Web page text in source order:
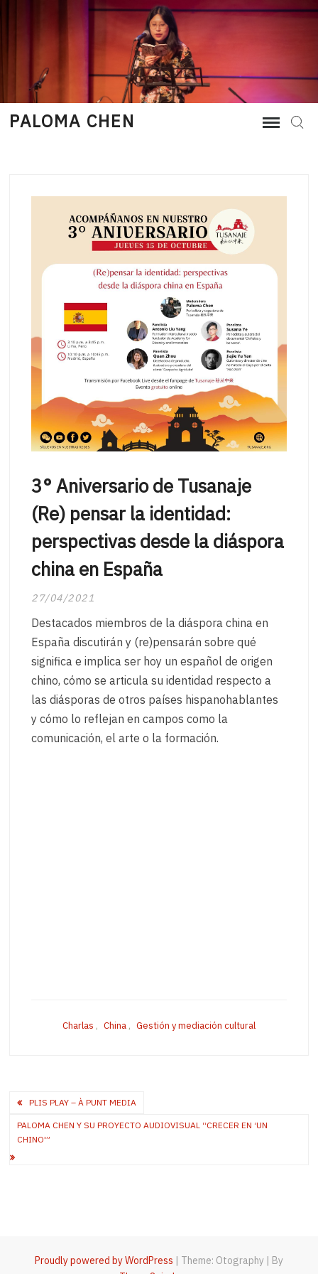
PALOMA CHEN
3° Aniversario de Tusanaje
(Re) pensar la identidad:
perspectivas desde la diáspora
china en España
27/04/2021
Destacados miembros de la diáspora china en
España discutirán y (re)pensarán sobre qué
significa e implica ser hoy un español de origen
chino, cómo se articula su identidad respecto a
las diásporas de otros países hispanohablantes
y cómo lo reflejan en campos como la
comunicación, el arte o la formación.
Charlas , China, Gestión y mediación cultural
Post
navigation
PLIS PLAY – À PUNT MEDIA
PALOMA CHEN Y SU PROYECTO AUDIOVISUAL “CRECER EN ‘UN
CHINO'”
Proudly powered by WordPress Theme: Otography
By